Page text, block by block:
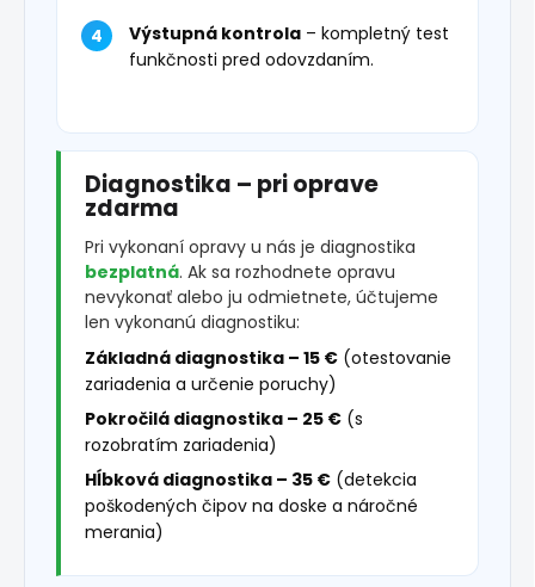
Výstupná kontrola – kompletný test
funkčnosti pred odovzdaním.
Diagnostika – pri oprave
zdarma
Pri vykonaní opravy u nás je diagnostika
bezplatná. Ak sa rozhodnete opravu
nevykonať alebo ju odmietnete, účtujeme
len vykonanú diagnostiku:
Základná diagnostika – 15 € (otestovanie
zariadenia a určenie poruchy)
Pokročilá diagnostika – 25 € (s
rozobratím zariadenia)
Hĺbková diagnostika – 35 € (detekcia
poškodených čipov na doske a náročné
merania)